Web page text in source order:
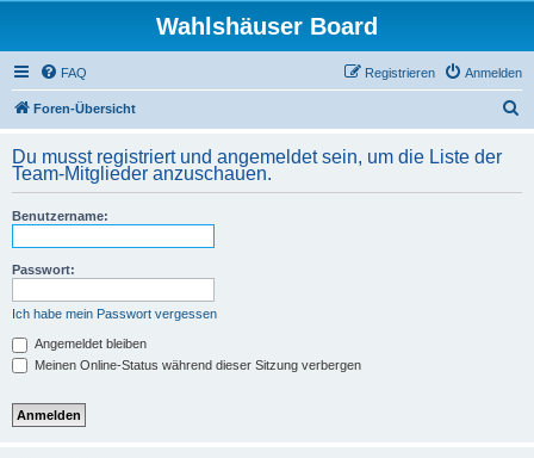
Wahlshäuser Board
FAQ Anmelden
Registrieren
Foren-Übersicht
h
Du musst registriert und angemeldet sein, um die Liste der
Team-Mitglieder anzuschauen.
Benutzername:
Passwort:
Ich habe mein Passwort vergessen
Angemeldet bleiben
Meinen Online-Status während dieser Sitzung verbergen